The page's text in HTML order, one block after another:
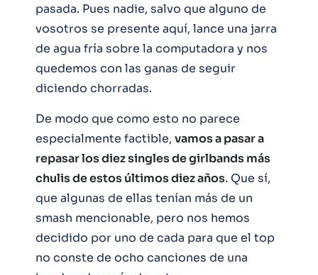
pasada. Pues nadie, salvo que alguno de
vosotros se presente aquí, lance una jarra
de agua fría sobre la computadora y nos
quedemos con las ganas de seguir
diciendo chorradas.
De modo que como esto no parece
especialmente factible, vamos a pasar a
repasar los diez singles de girlbands más
chulis de estos últimos diez años. Que sí,
que algunas de ellas tenían más de un
smash mencionable, pero nos hemos
decidido por uno de cada para que el top
no conste de ocho canciones de una